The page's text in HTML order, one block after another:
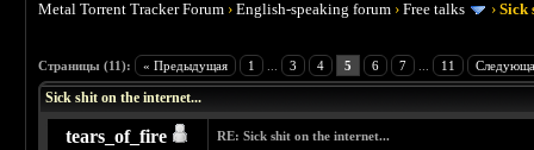
Metal Torrent Tracker Forum ›English-speaking forum ›Free talks ›Sick
Страницы (11): « Предыдущая 1 3 4 5 6 7 11
Sick shit on the internet...
tears_of_fire RE: Sick shit on the internet...